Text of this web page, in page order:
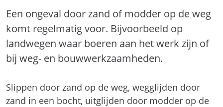
Een ongeval door zand of modder op de weg
komt regelmatig voor. Bijvoorbeeld op
landwegen waar boeren aan het werk zijn of
bij weg- en bouwwerkzaamheden.
Slippen door zand op de weg, wegglijden door
zand in een bocht, uitglijden door modder op de